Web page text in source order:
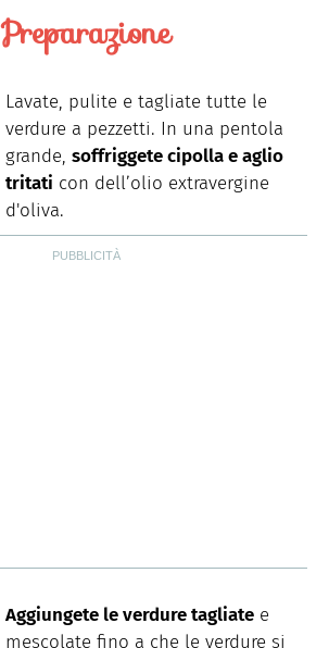
Preparazione
Lavate, pulite e tagliate tutte le
verdure a pezzetti. In una pentola
grande, soffriggete cipolla e aglio
tritati con dell’olio extravergine
d'oliva.
Aggiungete le verdure tagliate e
mescolate fino a che le verdure si